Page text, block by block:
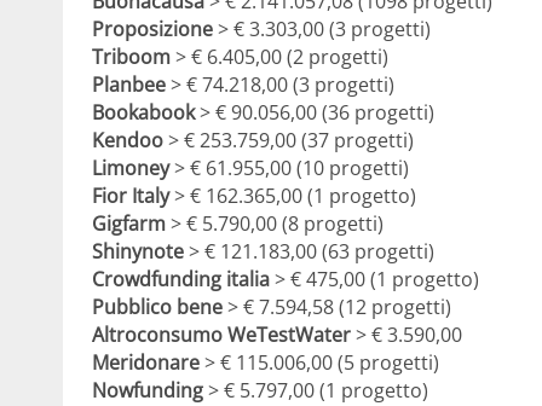
Proposizione> € 3.303,00 (3 progetti)
Triboom> € 6.405,00 (2 progetti)
Planbee> € 74.218,00 (3 progetti)
Bookabook> € 90.056,00 (36 progetti)
Kendoo> € 253.759,00 (37 progetti)
Limoney> € 61.955,00 (10 progetti)
Fior Italy> € 162.365,00 (1 progetto)
Gigfarm> € 5.790,00 (8 progetti)
Shinynote> € 121.183,00 (63 progetti)
Crowdfunding italia> € 475,00 (1 progetto)
Pubblico bene> € 7.594,58 (12 progetti)
Altroconsumo WeTestWater> € 3.590,00
Meridonare> € 115.006,00 (5 progetti)
Nowfunding> € 5.797,00 (1 progetto)